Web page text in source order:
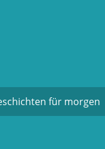
für morgen